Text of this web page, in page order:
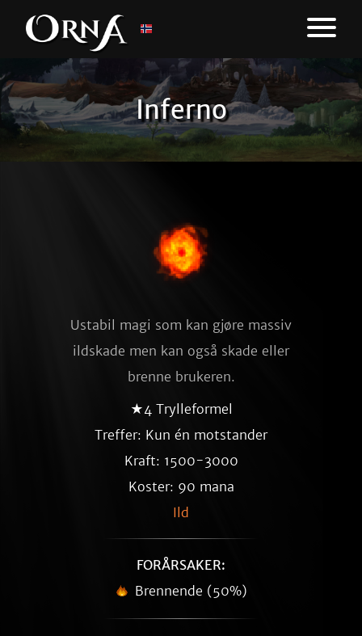
Inferno
Ustabil magi som kan gjøre massiv
ildskade men kan også skade eller
brenne brukeren.
★4 Trylleformel
Treffer: Kun én motstander
Kraft: 1500-3000
Koster: 90 mana
Ild
FORÅRSAKER:
Brennende (50%)